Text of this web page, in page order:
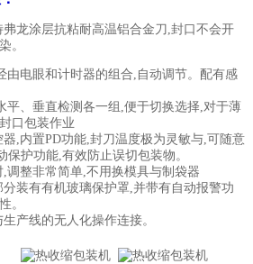
龙涂层抗粘耐高温铝合金刀,封口不会开
。
电眼和计时器的组合,自动调节。配有感
、垂直检测各一组,便于切换选择,对于薄
口包装作业
,内置PD功能,封刀温度极为灵敏与,可随意
护功能,有效防止误切包装物。
整非常简单,不用换模具与制袋器
分装有有机玻璃保护罩,并带有自动报警功
。
产线的无人化操作连接。